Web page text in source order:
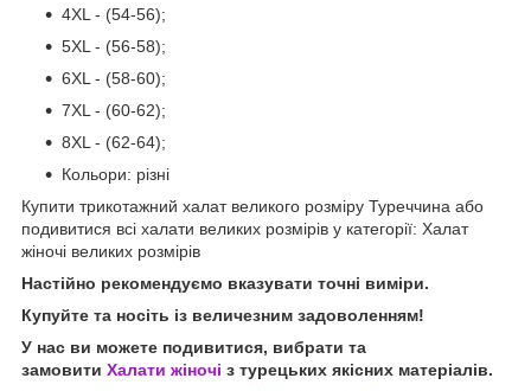
4XL - (54-56);
5XL - (56-58);
6XL - (58-60);
7XL - (60-62);
8XL - (62-64);
Кольори: різні
Купити трикотажний халат великого розміру Туреччина або
подивитися всі халати великих розмірів у категорії: Халат
жіночі великих розмірів
Настійно рекомендуємо вказувати точні виміри.
Купуйте та носіть із величезним задоволенням!
У нас ви можете подивитися, вибрати та
замовити Халати жіночі з турецьких якісних матеріалів.